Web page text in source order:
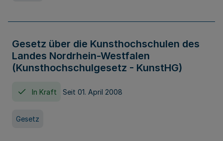
Gesetz über die Kunsthochschulen des
Landes Nordrhein-Westfalen
(Kunsthochschulgesetz - KunstHG)
In Kraft Seit 01. April 2008
Gesetz